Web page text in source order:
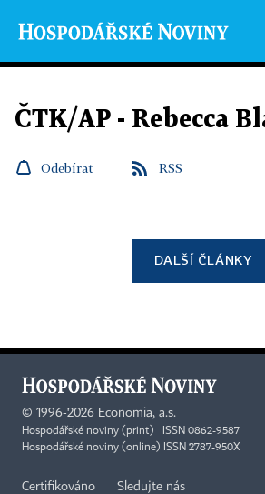
ČTK/AP - Rebecca
Odebírat RSS
DALŠÍ ČLÁNKY
© 1996-2026 Economia, a.s.
Hospodářské noviny (print) ISSN 0862-9587
Hospodářské noviny (online) ISSN 2787-950X
Certifikováno Sledujte nás